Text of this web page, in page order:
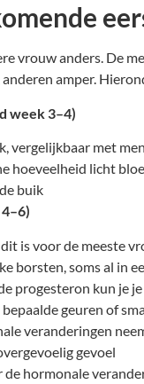
vrouw anders. De
amper.
week 3–4)
vergelijkbaar met
hoeveelheid licht
buik
is voor de meeste
borsten, soms al in
progesteron kun je
geuren of
veranderingen
gevoel
hormonale